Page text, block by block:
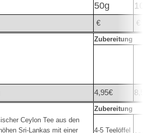
50g
€ €
Zubereitung
4,95€
Zubereitung
Ceylon Tee aus den
Sri-Lankas mit einer
4-5 Teelöffel